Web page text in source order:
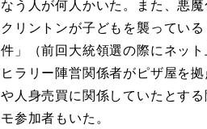
なう人が何人かいた。また、悪魔
クリントンが子どもを襲ってい
件」（前回大統領選の際にネット
ヒラリー陣営関係者がピザ屋を
や人身売買に関係していたとす
モ参加者もいた。